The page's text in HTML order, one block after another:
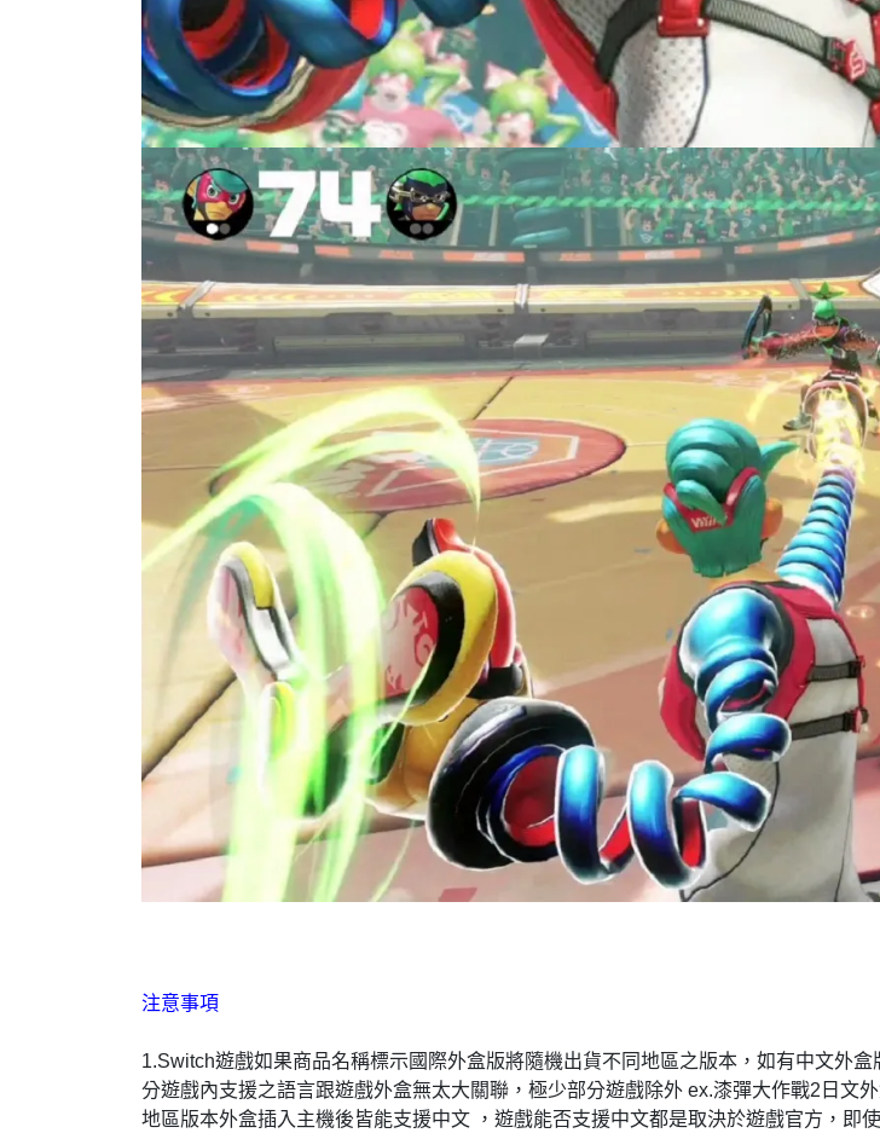
注意事項
1.Switch遊戲如果商品名稱標示國際外盒版將隨機出貨不同地區之版本，如有中文外
分遊戲內支援之語言跟遊戲外盒無太大關聯，極少部分遊戲除外 ex.漆彈大作戰2日文
地區版本外盒插入主機後皆能支援中文 ，遊戲能否支援中文都是取決於遊戲官方，即